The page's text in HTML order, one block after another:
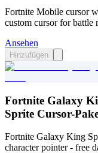
Fortnite Mobile cursor
custom cursor for battle
Ansehen
Hinzufügen
Fortnite Galaxy
Sprite Cursor-
Fortnite Galaxy King
character pointer - free